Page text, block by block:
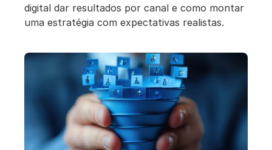
digital dar resultados por canal e como montar
uma estratégia com expectativas realistas.